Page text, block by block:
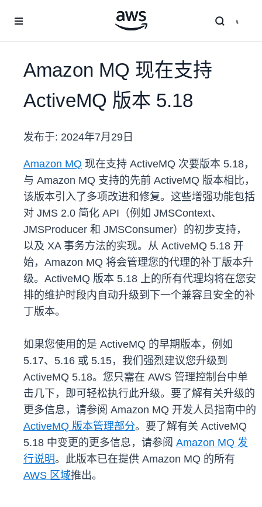
Amazon MQ 现在支持
ActiveMQ 版本 5.18
发布于: 2024年7月29日
Amazon MQ 现在支持 ActiveMQ 次要版本 5.18，
与 Amazon MQ 支持的先前 ActiveMQ 版本相比，
该版本引入了多项改进和修复。这些增强功能包括
对 JMS 2.0 简化 API（例如 JMSContext、
JMSProducer 和 JMSConsumer）的初步支持，
以及 XA 事务方法的实现。从 ActiveMQ 5.18 开
始，Amazon MQ 将会管理您的代理的补丁版本升
级。ActiveMQ 版本 5.18 上的所有代理均将在您安
排的维护时段内自动升级到下一个兼容且安全的补
丁版本。
如果您使用的是 ActiveMQ 的早期版本，例如
5.17、5.16 或 5.15，我们强烈建议您升级到
ActiveMQ 5.18。您只需在 AWS 管理控制台中单
击几下，即可轻松执行此升级。要了解有关升级的
更多信息，请参阅 Amazon MQ 开发人员指南中的
ActiveMQ 版本管理部分。要了解有关 ActiveMQ
5.18 中变更的更多信息，请参阅 Amazon MQ 发
行说明。此版本已在提供 Amazon MQ 的所有
AWS 区域推出。